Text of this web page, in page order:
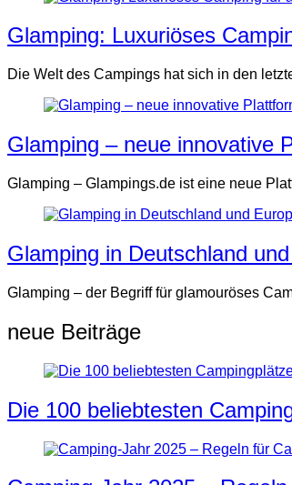
Glamping: Luxuriöses
Die Welt des Campings hat sich in den
Glamping – neue innovative
Glamping – Glampings.de ist eine neue
Glamping in Deutschland
Glamping – der Begriff für glamouröses
neue Beiträge
Die 100 beliebtesten